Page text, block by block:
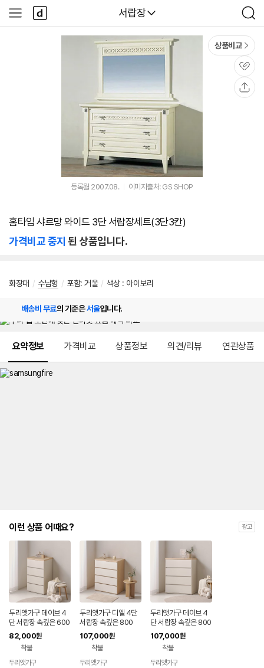
다나와
서랍장
검
색
사
이
다
나
와
상품비교
관
심
등록월 2007.08. 이미지출처: GS SHOP
홈타임 샤르망 와이드 3단 서랍장세트(3단3칸)
가격비교 중지 된 상품입니다.
화장대 / 수납형 / 포함: 거울 / 색상 : 아이보리
배송비 무료의 기준은서울입니다.
요약정보 가격비교 상품정보 의견/리뷰 연관상품
이런 상품 어때요? 광고
두리앳가구 데이브 4
단 서랍장 속깊은 600
82,000원
착불
두리앳가구
두리앳가구 디엘 4단
서랍장 속깊은 800
107,000원
착불
두리앳가구
두리앳가구 데이브 4
단 서랍장 속깊은 800
107,000원
착불
두리앳가구